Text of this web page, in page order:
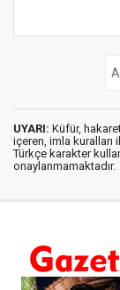
UYARI: Küfür,
içeren, imla kuralları
Türkçe karakter
onaylanmamaktadır.